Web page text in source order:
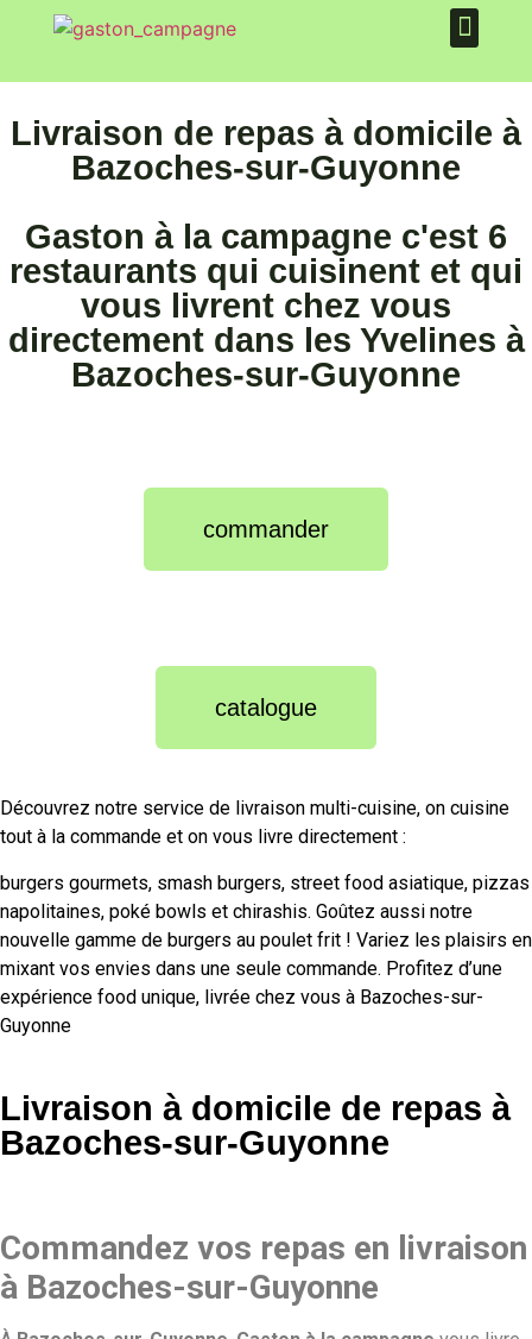
Livraison de repas à domicile à
Bazoches-sur-Guyonne
Gaston à la campagne c'est 6
restaurants qui cuisinent et qui
vous livrent chez vous
directement dans les Yvelines à
Bazoches-sur-Guyonne
commander
catalogue
Découvrez notre service de livraison multi-cuisine, on cuisine
tout à la commande et on vous livre directement :
burgers gourmets, smash burgers, street food asiatique, pizzas
napolitaines, poké bowls et chirashis. Goûtez aussi notre
nouvelle gamme de burgers au poulet frit ! Variez les plaisirs en
mixant vos envies dans une seule commande. Profitez d’une
expérience food unique, livrée chez vous à Bazoches-sur-
Guyonne
Livraison à domicile de repas à
Bazoches-sur-Guyonne
Commandez vos repas en livraison
à Bazoches-sur-Guyonne